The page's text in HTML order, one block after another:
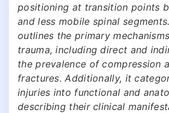
positioning at transition points
and less mobile spinal
outlines the primary
trauma, including direct and
the prevalence of compression
fractures. Additionally, it
injuries into functional and
describing their clinical